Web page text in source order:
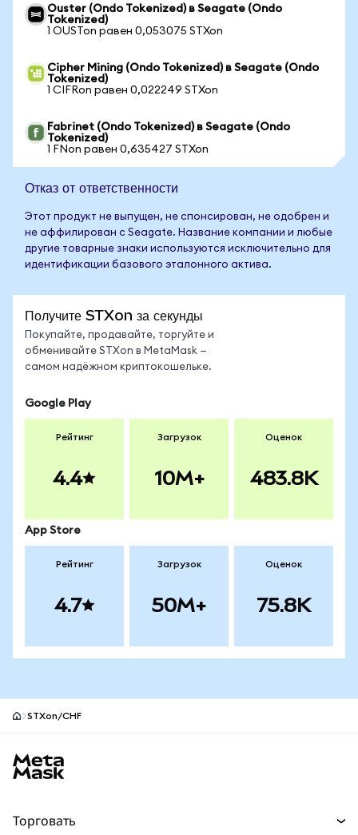
Ouster (Ondo Tokenized) в Seagate (Ondo
Tokenized)
1 OUSTon равен 0,053075 STXon
Cipher Mining (Ondo Tokenized) в Seagate (Ondo
Tokenized)
1 CIFRon равен 0,022249 STXon
Fabrinet (Ondo Tokenized) в Seagate (Ondo
Tokenized)
1 FNon равен 0,635427 STXon
Отказ от ответственности
Этот продукт не выпущен, не спонсирован, не одобрен и
не аффилирован с Seagate. Название компании и любые
другие товарные знаки используются исключительно для
идентификации базового эталонного актива.
Получите STXon за секунды
Покупайте, продавайте, торгуйте и
обменивайте STXon в MetaMask —
самом надёжном криптокошельке.
Google Play
Рейтинг
4.4
Загрузок
10M+
Оценок
483.8K
App Store
Рейтинг
4.7
Загрузок
50M+
Оценок
75.8K
STXon/CHF
Торговать